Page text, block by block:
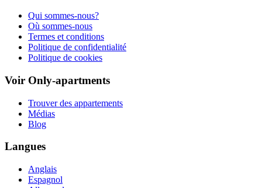
Qui sommes-nous?
Où sommes-nous
Termes et conditions
Politique de confidentialité
Politique de cookies
Voir Only-apartments
Trouver des appartements
Médias
Blog
Langues
Anglais
Espagnol